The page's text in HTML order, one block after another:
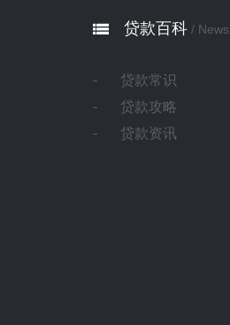
贷款百科/
贷款常识
贷款攻略
贷款资讯